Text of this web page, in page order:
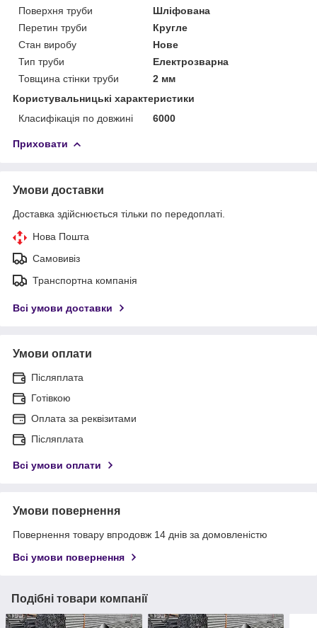
Поверхня труби
Шліфована
Перетин труби
Кругле
Стан виробу
Нове
Тип труби
Електрозварна
Товщина стінки труби
2 мм
Користувальницькі характеристики
Класифікація по довжині
6000
Приховати
Умови доставки
Доставка здійснюється тільки по передоплаті.
Нова Пошта
Самовивіз
Транспортна компанія
Всі умови доставки
Умови оплати
Післяплата
Готівкою
Оплата за реквізитами
Післяплата
Всі умови оплати
Умови повернення
Повернення товару впродовж 14 днів за домовленістю
Всі умови повернення
Подібні товари компанії